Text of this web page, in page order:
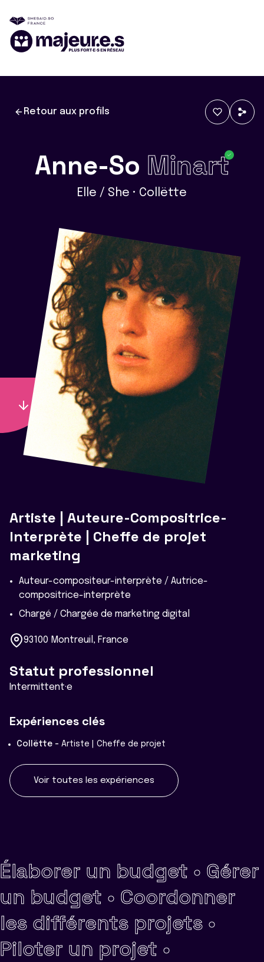
Retour aux profils
Anne-So Minart
Elle / She • Collëtte
Artiste | Auteure-Compositrice-
Interprète | Cheffe de projet
marketing
Auteur-compositeur-interprète / Autrice-
compositrice-interprète
Chargé / Chargée de marketing digital
93100 Montreuil, France
Statut professionnel
Intermittent·e
Expériences clés
Collëtte - Artiste | Cheffe de projet
Voir toutes les expériences
Élaborer un budget • Gérer
un budget • Coordonner
les différents projets •
Piloter un projet •